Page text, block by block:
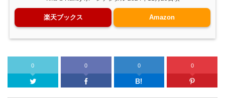
楽天ブックス Amazon
0
Twitter
0
Facebook
0
はてなブッ
0